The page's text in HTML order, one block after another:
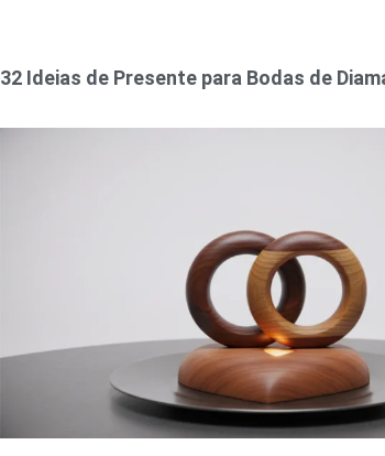
32 Ideias de Presente para Bodas de